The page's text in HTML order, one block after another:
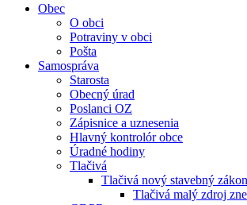
Obec
O obci
Potraviny v obci
Pošta
Samospráva
Starosta
Obecný úrad
Poslanci OZ
Zápisnice a uznesenia
Hlavný kontrolór obce
Úradné hodiny
Tlačivá
Tlačivá nový stavebný zákon
Tlačivá malý zdroj